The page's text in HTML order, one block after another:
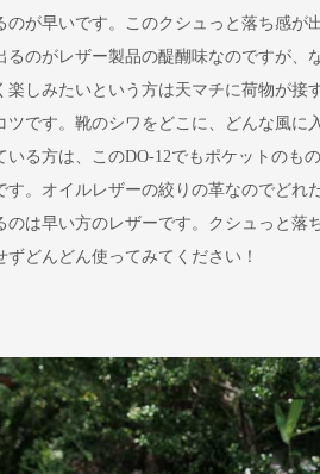
のが早いです。このクシュっと落ち感が
るのがレザー製品の醍醐味なのですが、
楽しみたいという方は天マチに荷物が接
ツです。靴のシワをどこに、どんな風に
いる方は、このDO-12でもポケットのも
す。オイルレザーの絞りの革なのでどれ
のは早い方のレザーです。クシュっと落
ずどんどん使ってみてください！